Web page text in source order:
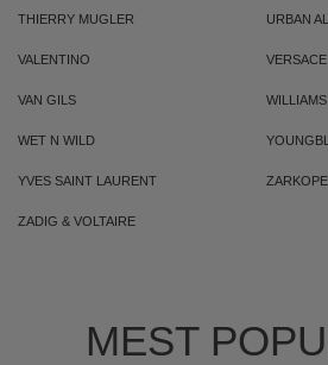
THIERRY MUGLER URBAN
VALENTINO VERSACE
VAN GILS WILLIAMS
WET N WILD
YVES SAINT LAURENT
ZADIG & VOLTAIRE
MEST